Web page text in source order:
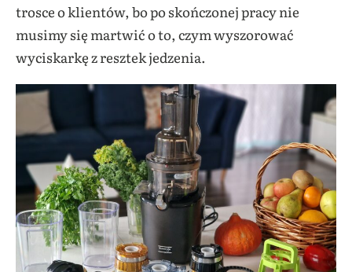
trosce o klientów, bo po skończonej pracy nie
musimy się martwić o to, czym wyszorować
wyciskarkę z resztek jedzenia.